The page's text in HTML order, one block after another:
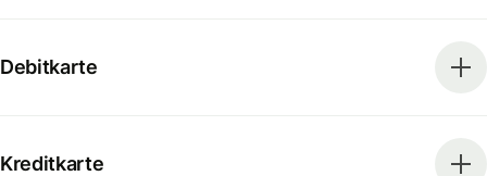
Debitkarte
Kreditkarte